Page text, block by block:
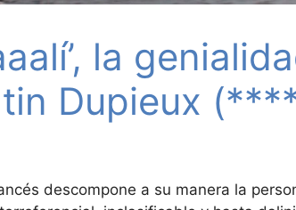
la
Dupieux
descompone a su manera la